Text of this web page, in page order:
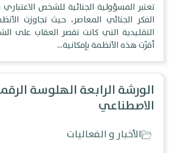
تعتبر المسؤولية الجنائية للشخص
الفكر الجنائي المعاصر، حيث تجاوزت
التقليدية التي كانت تقصر العقاب على
أقرّت هذه الأنظمة بإمكانية…
الورشة الرابعة الهلوسة
الاصطناعي
الأخبار و الفعاليات